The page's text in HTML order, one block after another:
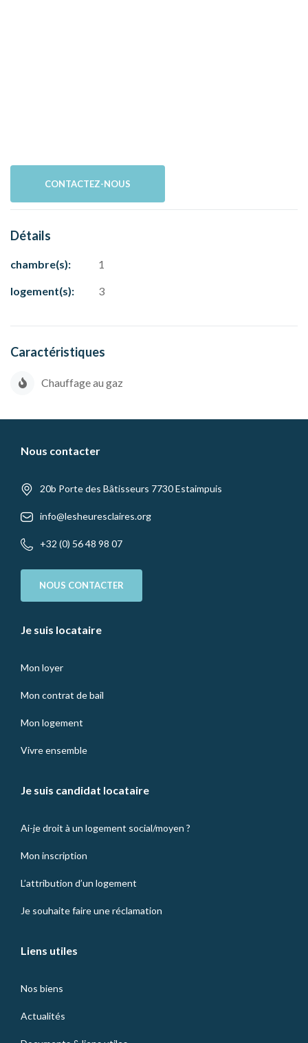
CONTACTEZ-NOUS
Détails
chambre(s): 1
logement(s): 3
Caractéristiques
Chauffage au gaz
Nous contacter
20b Porte des Bâtisseurs 7730 Estaimpuis
info@lesheuresclaires.org
+32 (0) 56 48 98 07
NOUS CONTACTER
Je suis locataire
Mon loyer
Mon contrat de bail
Mon logement
Vivre ensemble
Je suis candidat locataire
Ai-je droit à un logement social/moyen ?
Mon inscription
L’attribution d’un logement
Je souhaite faire une réclamation
Liens utiles
Nos biens
Actualités